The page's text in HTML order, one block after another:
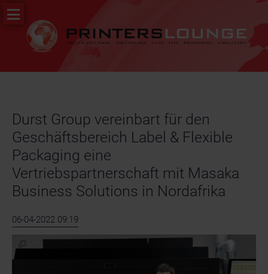
Navigation
überspringen
PR
News
Stellenportal
Durst Group vereinbart für den
Geschäftsbereich Label & Flexible
Packaging eine
Vertriebspartnerschaft mit Masaka
Business Solutions in Nordafrika
06-04-2022 09:19